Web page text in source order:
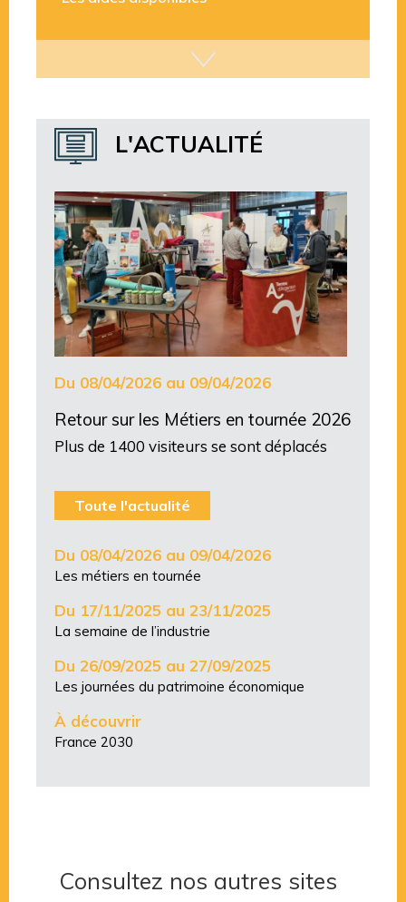
L'ACTUALITÉ
Du 08/04/2026 au 09/04/2026
Retour sur les Métiers en tournée 2026
Plus de 1400 visiteurs se sont déplacés
Toute l'actualité
Du 08/04/2026 au 09/04/2026
Les métiers en tournée
Du 17/11/2025 au 23/11/2025
La semaine de l’industrie
Du 26/09/2025 au 27/09/2025
Les journées du patrimoine économique
À découvrir
France 2030
Consultez nos autres sites